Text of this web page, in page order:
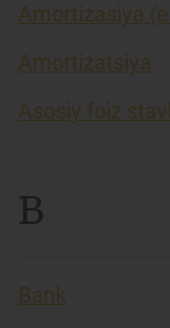
Amortizasiya
Amortizatsiya
Asosiy foiz
B
Bank